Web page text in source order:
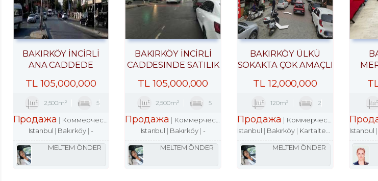
BAKIRKÖY İNCİRLİ
ANA CADDEDE
DÜKKAN
TL 105,000,000
2,500m² 5
Продажа Коммерческая недвижимость
Магазин
Istanbul
Bakırköy -
MELTEM ÖNDER
BAKIRKÖY İNCİRLİ
CADDESINDE SATILIK
TL 105,000,000
2,500m² 5
Продажа Коммерческая недвижимость
Магазин
Istanbul
Bakırköy -
MELTEM ÖNDER
BAKIRKÖY ÜLKÜ
SOKAKTA ÇOK AMAÇLI
TL 12,000,000
120m² 2
Продажа Коммерческая недвижимость
Istanbul
Bakırköy Kartaltepe Mah.
MELTEM ÖNDER
Istanbul